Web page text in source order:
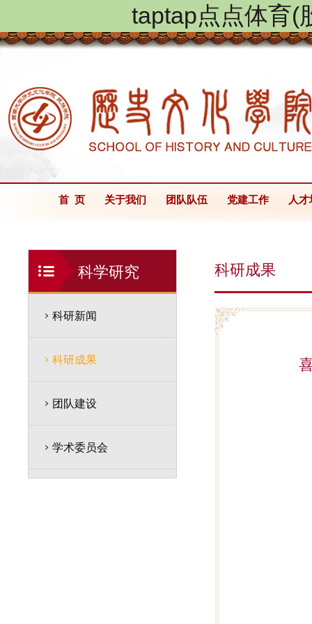
taptap点点体育(
首 页 关于我们 团队队伍 党建工作 人
科学研究
科研新闻
科研成果
团队建设
学术委员会
科研成果